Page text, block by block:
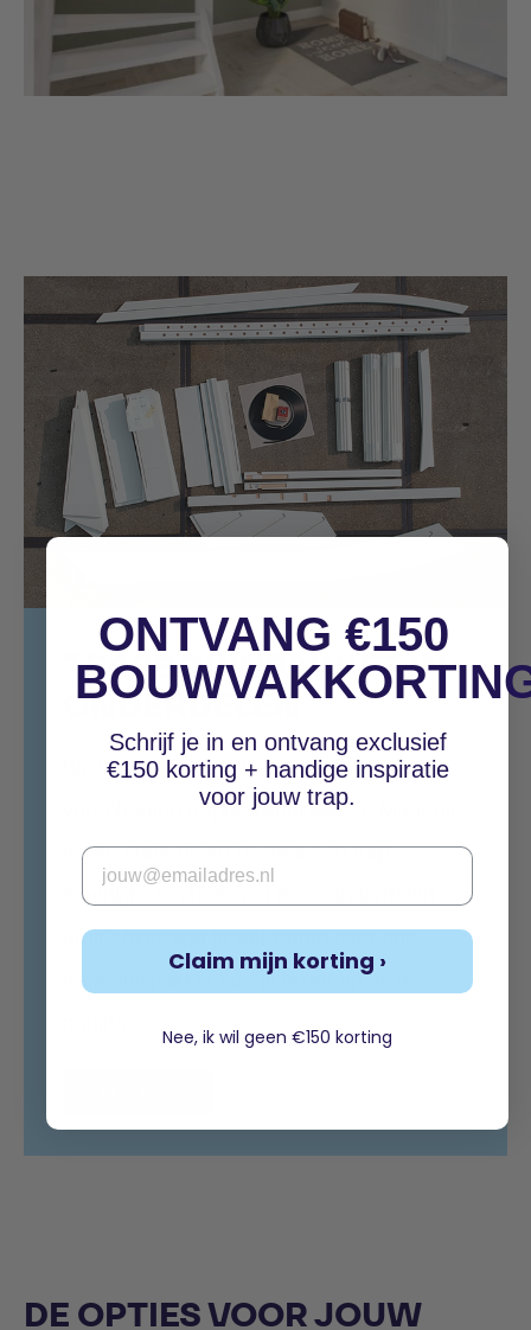
TRAPBOUWPAKKET IN
ONDERDELEN
Bij Trappenmaat kun je terecht voor
vurenhouten trapbouwpakketten. Maar uit
welke onderdelen bestaat een trap
eigenlijk? En hoe zien deze onderdelen
eruit? Alles wat je wilt weten over ons
trapbouwpakket kun je lezen op deze
DE OPTIES VOOR JOUW
ONTVANG €150
Schrijf je in en ontvang exclusief
€150 korting + handige inspiratie
voor jouw trap.
Email
Claim mijn korting ›
Nee, ik wil geen €150 korting